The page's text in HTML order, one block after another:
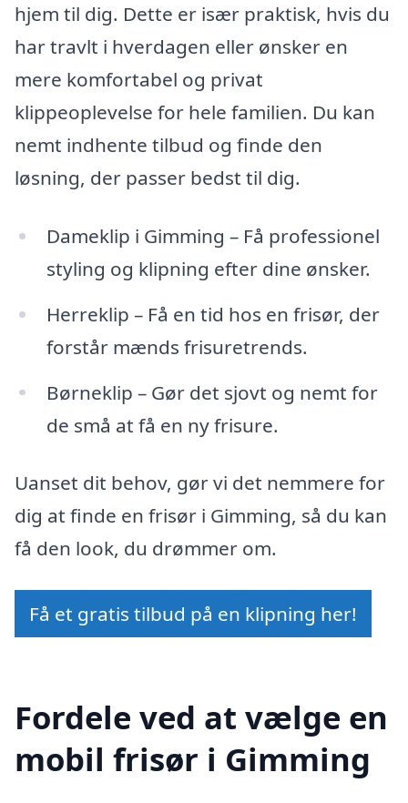
hjem til dig. Dette er især praktisk, hvis du
har travlt i hverdagen eller ønsker en
mere komfortabel og privat
klippeoplevelse for hele familien. Du kan
nemt indhente tilbud og finde den
løsning, der passer bedst til dig.
Dameklip i Gimming – Få professionel
styling og klipning efter dine ønsker.
Herreklip – Få en tid hos en frisør, der
forstår mænds frisuretrends.
Børneklip – Gør det sjovt og nemt for
de små at få en ny frisure.
Uanset dit behov, gør vi det nemmere for
dig at finde en frisør i Gimming, så du kan
få den look, du drømmer om.
Få et gratis tilbud på en klipning her!
Fordele ved at vælge en
mobil frisør i Gimming